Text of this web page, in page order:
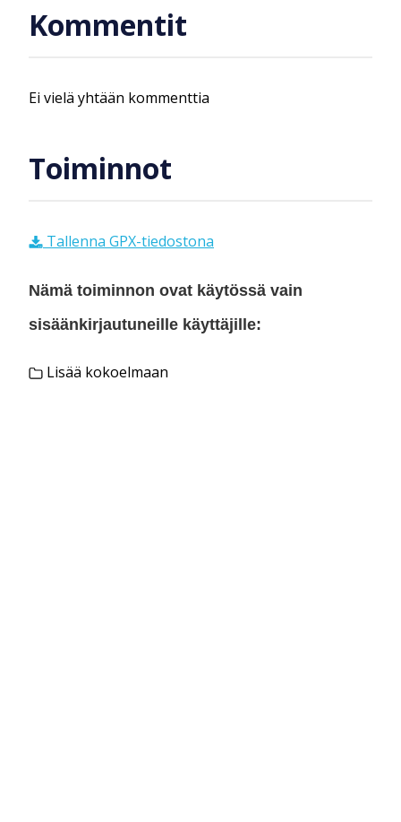
Kommentit
Ei vielä yhtään kommenttia
Toiminnot
Tallenna GPX-tiedostona
Nämä toiminnon ovat käytössä vain
sisäänkirjautuneille käyttäjille:
Lisää kokoelmaan